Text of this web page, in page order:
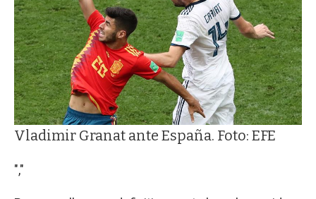
Vladimir Granat ante España. Foto: EFE
","